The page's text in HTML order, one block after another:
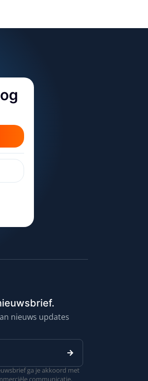
nieuws updates
ga je akkoord met
communicatie.